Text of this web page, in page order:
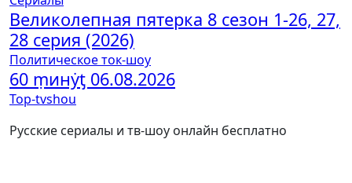
Великолепная пятерка 8 сезон 1-26, 27,
28 серия (2026)
Политическое ток-шоу
60 ṃинẏƫ 06.08.2026
Top-tvshou
Русские сериалы и тв-шоу онлайн бесплатно